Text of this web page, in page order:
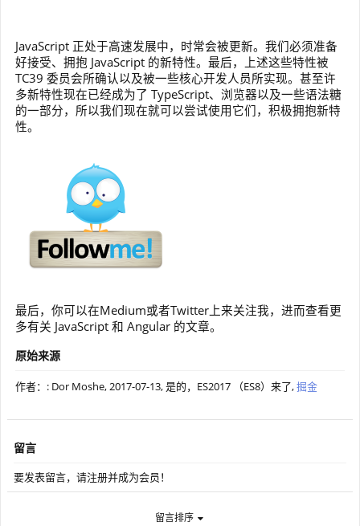
JavaScript 正处于高速发展中，时常会被更新。我们必须准备
好接受、拥抱 JavaScript 的新特性。最后，上述这些特性被
TC39 委员会所确认以及被一些核心开发人员所实现。甚至许
多新特性现在已经成为了 TypeScript、浏览器以及一些语法糖
的一部分，所以我们现在就可以尝试使用它们，积极拥抱新特
性。
最后，你可以在Medium或者Twitter上来关注我，进而查看更
多有关 JavaScript 和 Angular 的文章。
原始来源
作者：: Dor Moshe,2017-07-13, 是的，ES2017 （ES8）来了,掘金
留言
要发表留言，请注册并成为会员！
留言排序